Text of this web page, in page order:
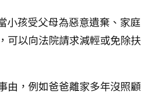
小孩受父母為惡意遺棄、家庭
可以向法院請求減輕或免除扶
由，例如爸爸離家多年沒照顧